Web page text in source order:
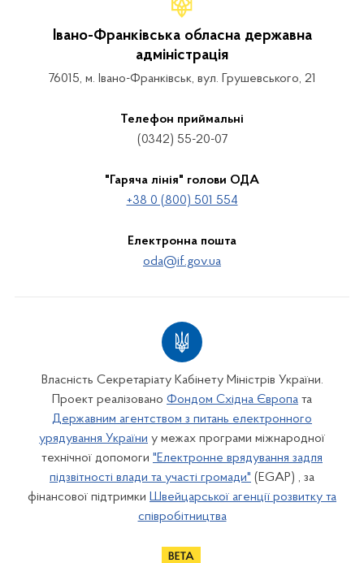
Івано-Франківська обласна державна
адміністрація
76015, м. Івано-Франківськ, вул. Грушевського, 21
Телефон приймальні
(0342) 55-20-07
"Гаряча лінія" голови ОДА
+38 0 (800) 501 554
Електронна пошта
oda@if.gov.ua
Власність Секретаріату Кабінету Міністрів України.
Проект реалізовано Фондом Східна Європа та
Державним агентством з питань електронного
урядування України у межах програми міжнародної
технічної допомоги "Електронне врядування задля
підзвітності влади та участі громади" (EGAP) , за
фінансової підтримки Швейцарської агенції розвитку та
співробітництва